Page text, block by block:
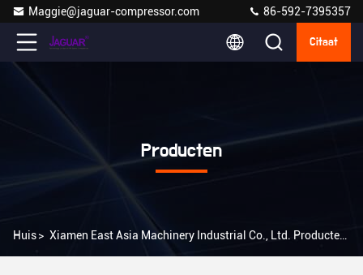
Maggie@jaguar-compressor.com 86-592-7395357
Citaat
Producten
Huis> Xiamen East Asia Machinery Industrial Co., Ltd. Producten Online